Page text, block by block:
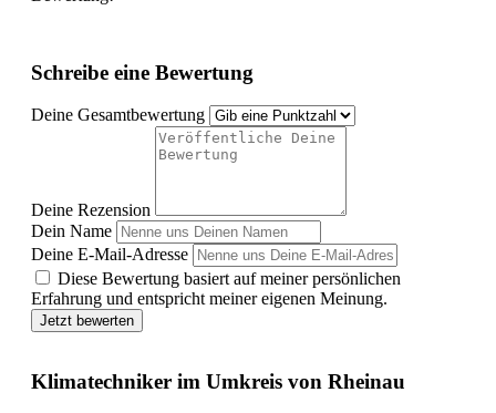
Schreibe eine Bewertung
Deine Gesamtbewertung
Deine Rezension
Dein Name
Deine E-Mail-Adresse
Diese Bewertung basiert auf meiner persönlichen
Erfahrung und entspricht meiner eigenen Meinung.
Jetzt bewerten
Klimatechniker im Umkreis von Rheinau